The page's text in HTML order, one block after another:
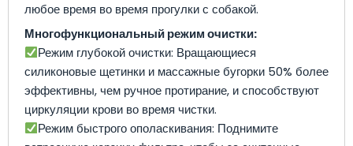
любое время во время прогулки с собакой.
Многофункциональный режим очистки:
Режим глубокой очистки: Вращающиеся
силиконовые щетинки и массажные бугорки 50% более
эффективны, чем ручное протирание, и способствуют
циркуляции крови во время чистки.
Режим быстрого ополаскивания: Поднимите